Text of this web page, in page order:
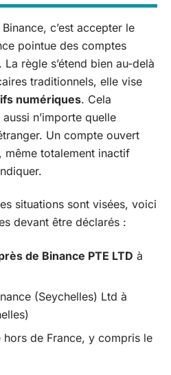
c’est accepter le
pointue des comptes
règle s’étend bien au-delà
traditionnels, elle vise
numériques. Cela
n’importe quelle
Un compte ouvert
même totalement inactif
situations sont visées, voici
devant être déclarés :
de Binance PTE LTD à
(Seychelles) Ltd à
de France, y compris le